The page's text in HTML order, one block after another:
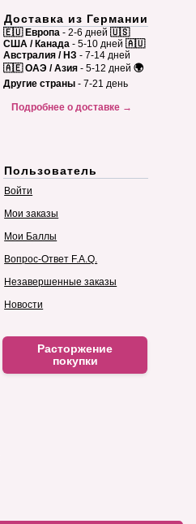
Доставка из Германии
🇪🇺 Европа - 2-6 дней 🇺🇸
США / Канада - 5-10 дней 🇦🇺
Австралия / НЗ - 7-14 дней
🇦🇪 ОАЭ / Азия - 5-12 дней 🌍
Другие страны - 7-21 день
Подробнее о доставке →
Пользователь
Войти
Мои заказы
Мои Баллы
Вопрос-Ответ F.A.Q.
Незавершенные заказы
Новости
Расторжение
покупки